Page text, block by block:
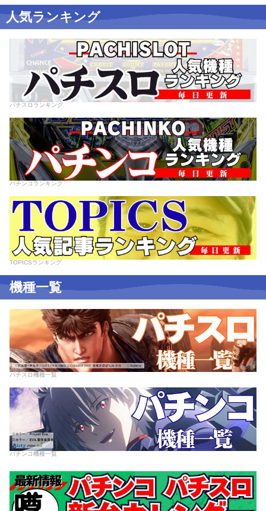
人気ランキング
パチスロランキング
パチンコランキング
TOPICSランキング
機種一覧
パチスロ機種一覧
パチンコ機種一覧